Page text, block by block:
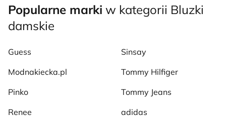
Popularne marki w kategorii Bluzki
damskie
Guess
Modnakiecka.pl
Pinko
Renee
Sinsay
Tommy Hilfiger
Tommy Jeans
adidas